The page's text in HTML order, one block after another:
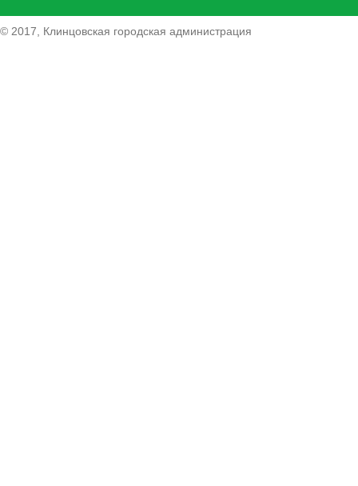
© 2017, Клинцовская городская администрация